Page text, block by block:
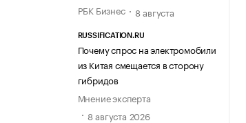
РБК Бизнес
8 августа
RUSSIFICATION.RU
Почему спрос на электромобили
из Китая смещается в сторону
гибридов
Мнение эксперта
8 августа 2026